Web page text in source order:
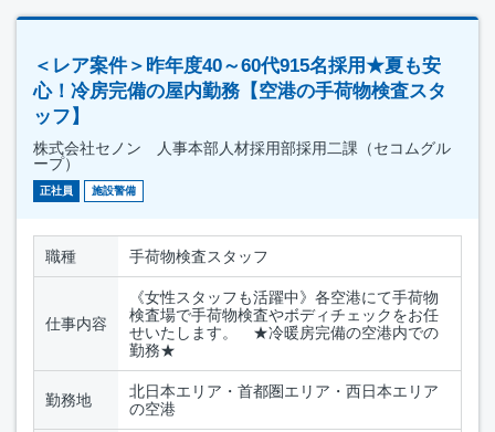
＜レア案件＞昨年度40～60代915名採用★夏も安
心！冷房完備の屋内勤務【空港の手荷物検査スタ
ッフ】
株式会社セノン 人事本部人材採用部採用二課（セコムグル
ープ）
正社員 施設警備
職種 手荷物検査スタッフ
仕事内容
《女性スタッフも活躍中》各空港にて手荷物
検査場で手荷物検査やボディチェックをお任
せいたします。 ★冷暖房完備の空港内での
勤務★
勤務地
北日本エリア・首都圏エリア・西日本エリア
の空港